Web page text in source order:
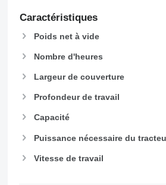
Caractéristiques
Poids net à vide
Nombre d'heures
Largeur de couverture
Profondeur de travail
Capacité
Puissance nécessaire du
Vitesse de travail